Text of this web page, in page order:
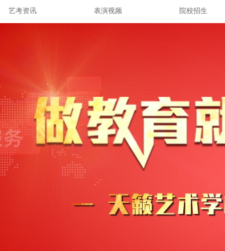
艺考资讯 表演视频 院校招生